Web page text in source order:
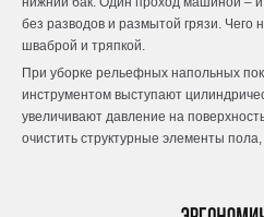
без разводов и размытой грязи. Чего
шваброй и тряпкой.
При уборке рельефных напольных
инструментом выступают
увеличивают давление на
очистить структурные элементы